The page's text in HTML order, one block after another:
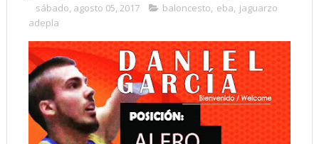
sábado, agosto 05, 2017 baloncesto, eba, jaguarzo
adepla